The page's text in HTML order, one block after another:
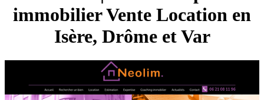
immobilier Vente Location en
Isère, Drôme et Var